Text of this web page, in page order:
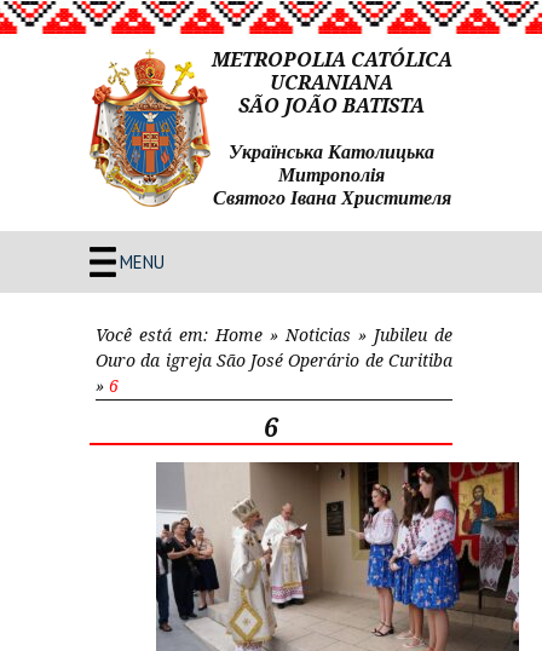
METROPOLIA CATÓLICA
UCRANIANA
SÃO JOÃO BATISTA
Українська Католицька
Митрополія
Святого Івана Христителя
MENU
Você está em: Home » Noticias » Jubileu de
Ouro da igreja São José Operário de Curitiba
» 6
6